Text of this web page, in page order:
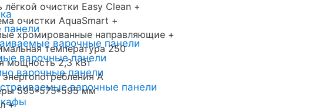
панели
варочные панели
варочные панели
варочные панели
варочные панели
лёгкой очистки Easy Clean +
очистки AquaSmart +
хромированные направляющие +
температура 250
мощность 2,3 кВт
энергопотребления A
595*575*595 мм
+